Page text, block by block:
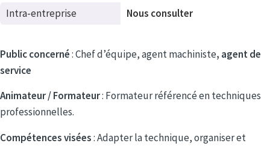
Intra-entreprise
Nous consulter
Public concerné: Chef d’équipe, agent machiniste, agent de
service
Animateur / Formateur: Formateur référencé en techniques
professionnelles.
Compétences visées: Adapter la technique, organiser et